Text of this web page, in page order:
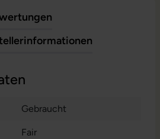
Gebraucht
Fair